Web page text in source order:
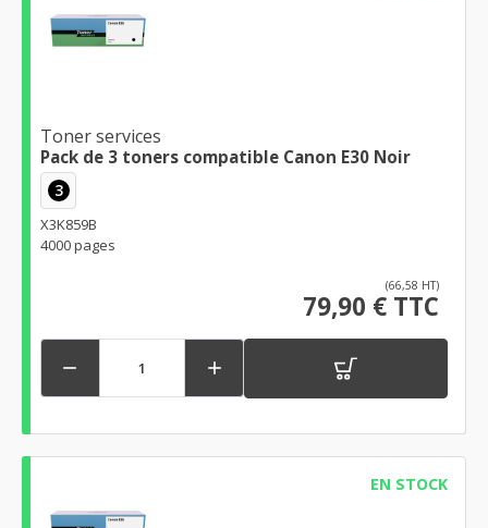
Toner services
Pack de 3 toners compatible Canon E30 Noir
3
X3K859B
4000 pages
(66,58 HT)
79,90 € TTC
 
EN STOCK